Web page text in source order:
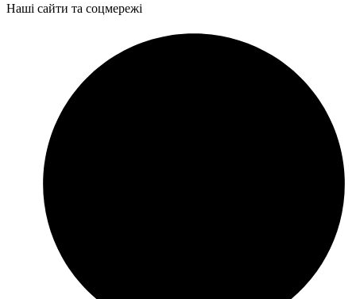
Наші сайти та соцмережі